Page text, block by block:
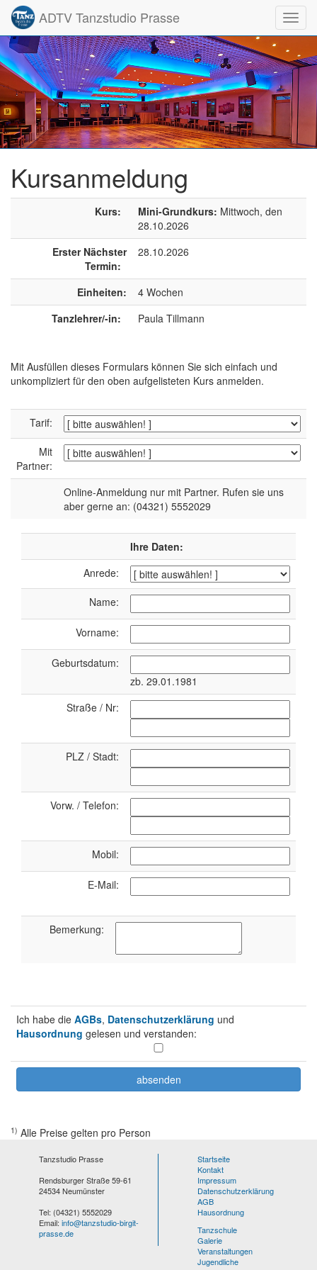
ADTV Tanzstudio Prasse
Kursanmeldung
Kurs: Mini-Grundkurs: Mittwoch, den
28.10.2026
Erster Nächster
Termin:
28.10.2026
Einheiten:
4 Wochen
Tanzlehrer/-in:
Paula Tillmann
Mit Ausfüllen dieses Formulars können Sie sich einfach und
unkompliziert für den oben aufgelisteten Kurs anmelden.
Tarif:
Mit
Partner:
Online-Anmeldung nur mit Partner. Rufen sie uns
aber gerne an: (04321) 5552029
Ihre Daten:
Anrede:
Name:
Vorname:
Geburtsdatum:
zb. 29.01.1981
Straße / Nr:
PLZ / Stadt:
Vorw. / Telefon:
Mobil:
E-Mail:
Bemerkung:
Ich habe die AGBs, Datenschutzerklärung und
Hausordnung gelesen und verstanden:
1) Alle Preise gelten pro Person
Tanzstudio Prasse
Rendsburger Straße 59-61
24534 Neumünster
Tel: (04321) 5552029
Email: info@tanzstudio-birgit-
prasse.de
Startseite
Kontakt
Impressum
Datenschutzerklärung
AGB
Hausordnung
Tanzschule
Galerie
Veranstaltungen
Jugendliche